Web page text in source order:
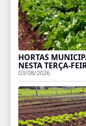
HORTAS
NESTA TERÇA-
03/08/2026